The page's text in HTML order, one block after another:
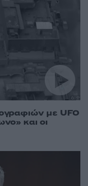
με UFO
και οι